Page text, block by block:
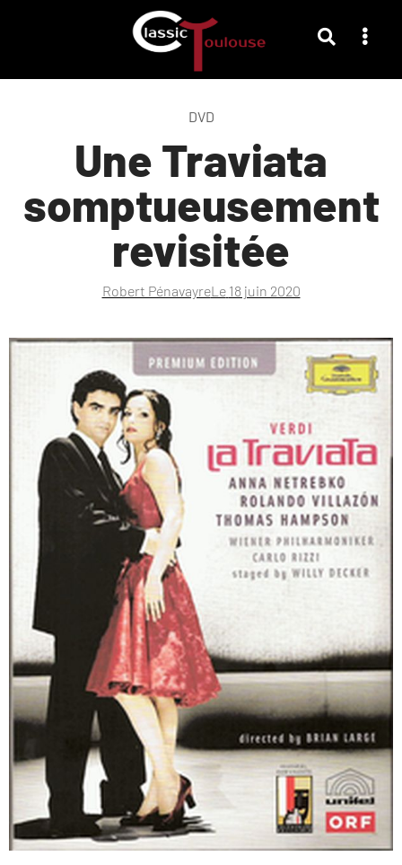
DVD
Une Traviata
somptueusement
revisitée
Robert PénavayreLe 18 juin 2020